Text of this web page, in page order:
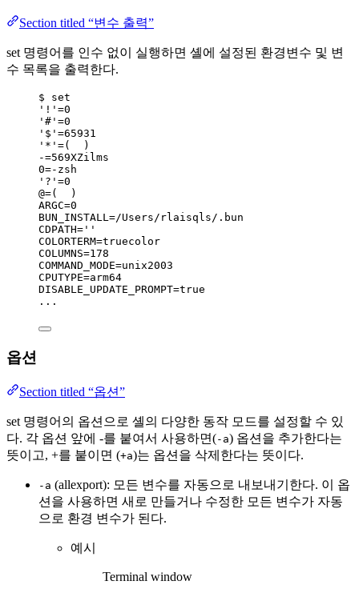
Section titled “변수 출력”
set 명령어를 인수 없이 실행하면 셸에 설정된 환경변수 및 변
수 목록을 출력한다.
$ set
'!'=0
'#'=0
'$'=65931
'*'=(  )
-=569XZilms
0=-zsh
'?'=0
@=(  )
ARGC=0
BUN_INSTALL=/Users/rlaisqls/.bun
CDPATH=''
COLORTERM=truecolor
COLUMNS=178
COMMAND_MODE=unix2003
CPUTYPE=arm64
DISABLE_UPDATE_PROMPT=true
...
옵션
Section titled “옵션”
set 명령어의 옵션으로 셸의 다양한 동작 모드를 설정할 수 있
다. 각 옵션 앞에 -를 붙여서 사용하면(-a) 옵션을 추가한다는
뜻이고, +를 붙이면 (+a)는 옵션을 삭제한다는 뜻이다.
-a (allexport): 모든 변수를 자동으로 내보내기한다. 이 옵
션을 사용하면 새로 만들거나 수정한 모든 변수가 자동
으로 환경 변수가 된다.
예시
Terminal window